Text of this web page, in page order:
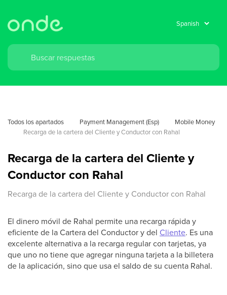
Todos los apartados Payment Management (Esp)
Mobile Money
Recarga de la cartera del Cliente y Conductor con Rahal
Recarga de la cartera del Cliente y
Conductor con Rahal
Recarga de la cartera del Cliente y Conductor con Rahal
El dinero móvil de Rahal permite una recarga rápida y
eficiente de la Cartera del Conductor y del Cliente. Es una
excelente alternativa a la recarga regular con tarjetas, ya
que uno no tiene que agregar ninguna tarjeta a la billetera
de la aplicación, sino que usa el saldo de su cuenta Rahal.